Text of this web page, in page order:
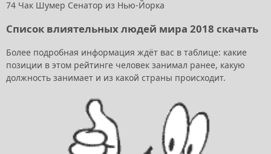
74 Чак Шумер Сенатор из Нью-Йорка
Список влиятельных людей мира 2018 скачать
Более подробная информация ждёт вас в таблице: какие
позиции в этом рейтинге человек занимал ранее, какую
должность занимает и из какой страны происходит.